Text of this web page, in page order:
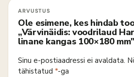
Ole esimene, kes hindab
„Värvinäidis: voodrilaud
linane kangas 100×180 mm"
Sinu e-postiaadressi ei avaldata.
tähistatud *-ga